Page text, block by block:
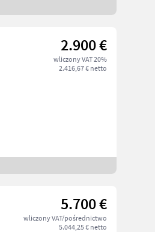
2.900 €
wliczony VAT 20%
2.416,67 € netto
5.700 €
wliczony VAT/pośrednictwo
5.044,25 € netto